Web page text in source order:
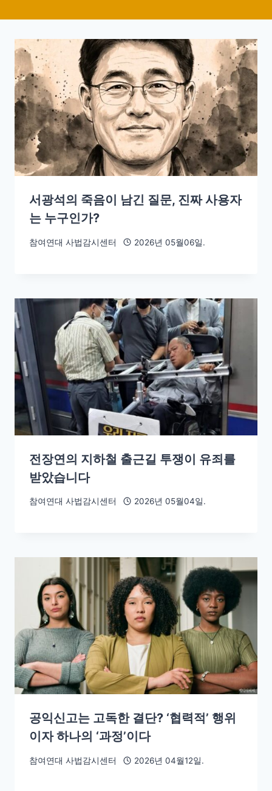
서광석의 죽음이 남긴 질문, 진짜 사용자
는 누구인가?
참여연대 사법감시센터 2026년 05월06일.
전장연의 지하철 출근길 투쟁이 유죄를
받았습니다
참여연대 사법감시센터 2026년 05월04일.
공익신고는 고독한 결단? ‘협력적’ 행위
이자 하나의 ‘과정’이다
참여연대 사법감시센터 2026년 04월12일.